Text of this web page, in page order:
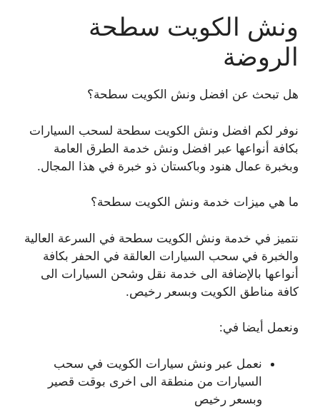
ونش الكويت سطحة
الروضة
هل تبحث عن افضل ونش الكويت سطحة؟
نوفر لكم افضل ونش الكويت سطحة لسحب السيارات
بكافة أنواعها عبر افضل ونش خدمة الطرق العامة
وبخبرة عمال هنود وباكستان ذو خبرة في هذا المجال.
ما هي ميزات خدمة ونش الكويت سطحة؟
نتميز في خدمة ونش الكويت سطحة في السرعة العالية
والخبرة في سحب السيارات العالقة في الحفر بكافة
أنواعها بالإضافة الى خدمة نقل وشحن السيارات الى
كافة مناطق الكويت وبسعر رخيص.
ونعمل أيضا في:
نعمل عبر ونش سيارات الكويت في سحب
السيارات من منطقة الى اخرى بوقت قصير
وبسعر رخيص